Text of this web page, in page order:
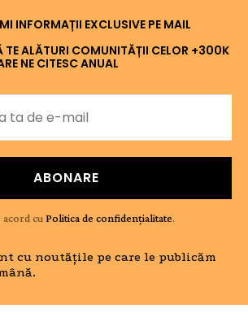
INFORMAȚII EXCLUSIVE PE MAIL
TE ALĂTURI COMUNITĂȚII CELOR +300K
NE CITESC ANUAL
ABONARE
acord cu Politica de confidențialitate.
cu noutățile pe care le publicăm